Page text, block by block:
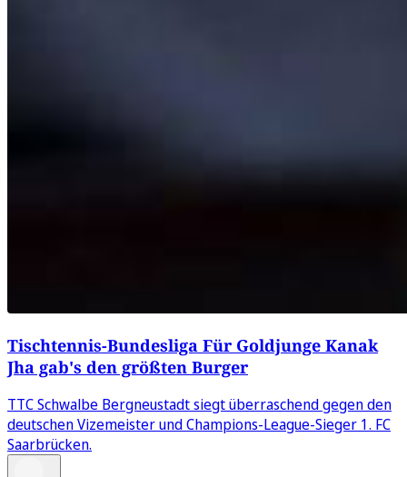
Tischtennis-Bundesliga Für Goldjunge Kanak
Jha gab's den größten Burger
TTC Schwalbe Bergneustadt siegt überraschend gegen den
deutschen Vizemeister und Champions-League-Sieger 1. FC
Saarbrücken.